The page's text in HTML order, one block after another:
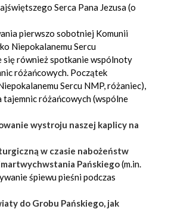
Serca Pana Jezusa (o
pierwszo sobotniej Komunii
Niepokalanemu Sercu
się również spotkanie wspólnoty
różańcowych. Początek
Sercu NMP, różaniec),
tajemnic różańcowych (wspólne
wystroju naszej kaplicy na
w czasie nabożeństw
Pańskiego(m.in.
śpiewu pieśni podczas
do Grobu Pańskiego, jak